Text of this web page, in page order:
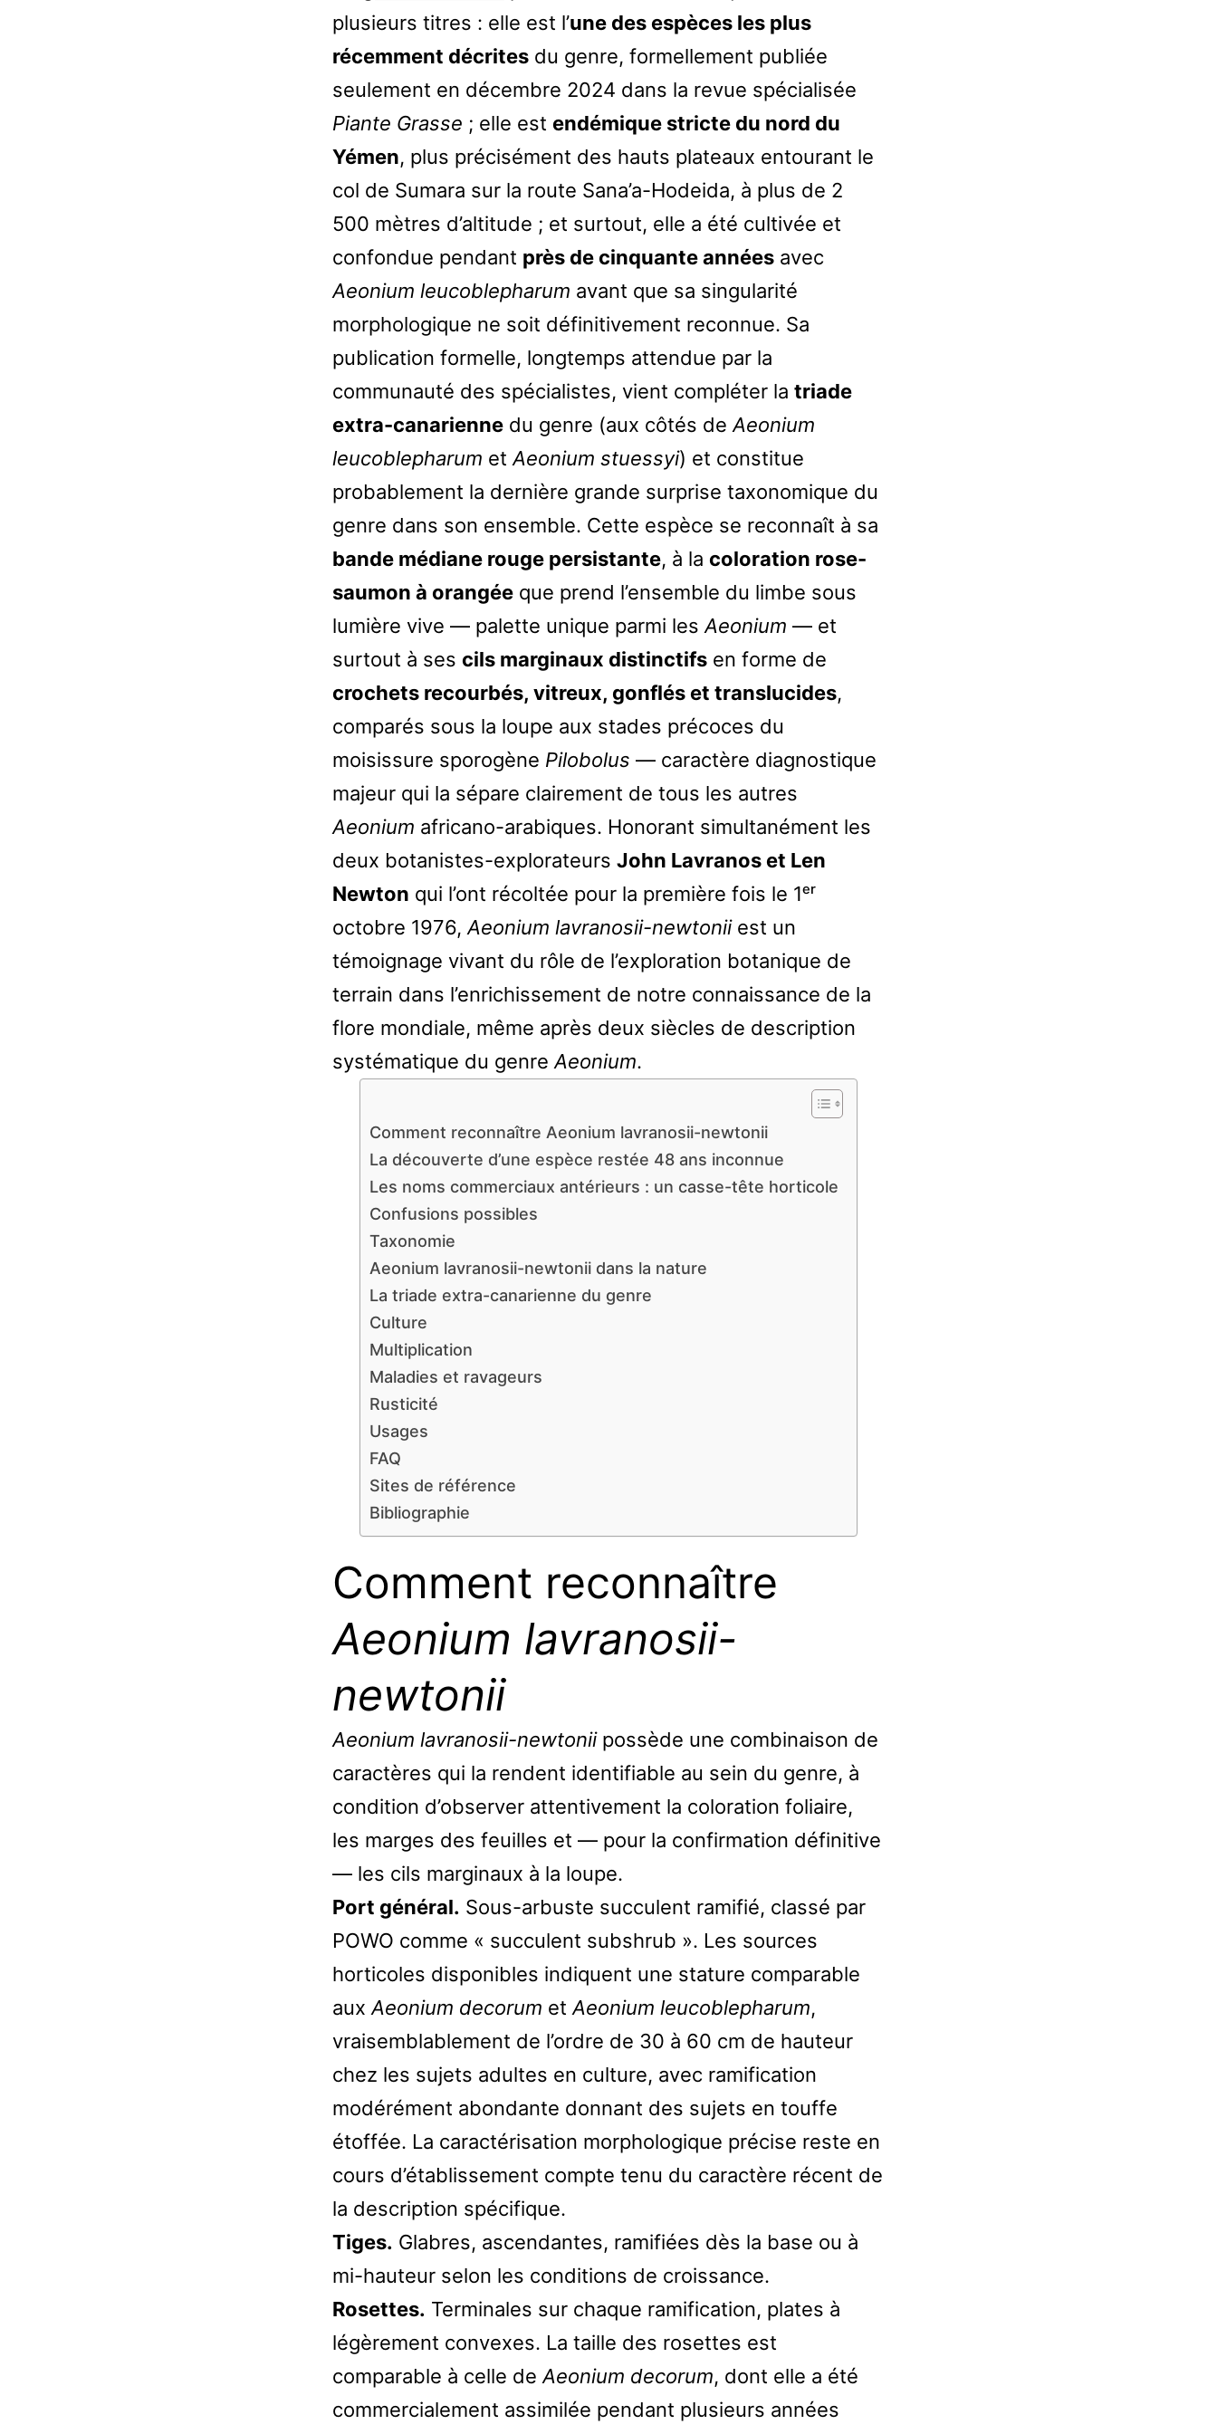
plusieurs titres : elle est l’une des espèces les plus
récemment décrites du genre, formellement publiée
seulement en décembre 2024 dans la revue spécialisée
Piante Grasse ; elle est endémique stricte du nord du
Yémen, plus précisément des hauts plateaux entourant le
col de Sumara sur la route Sana’a-Hodeida, à plus de 2
500 mètres d’altitude ; et surtout, elle a été cultivée et
confondue pendant près de cinquante années avec
Aeonium leucoblepharum avant que sa singularité
morphologique ne soit définitivement reconnue. Sa
publication formelle, longtemps attendue par la
communauté des spécialistes, vient compléter la triade
extra-canarienne du genre (aux côtés de Aeonium
leucoblepharum et Aeonium stuessyi) et constitue
probablement la dernière grande surprise taxonomique du
genre dans son ensemble. Cette espèce se reconnaît à sa
bande médiane rouge persistante, à la coloration rose-
saumon à orangée que prend l’ensemble du limbe sous
lumière vive — palette unique parmi les Aeonium — et
surtout à ses cils marginaux distinctifs en forme de
crochets recourbés, vitreux, gonflés et translucides,
comparés sous la loupe aux stades précoces du
moisissure sporogène Pilobolus — caractère diagnostique
majeur qui la sépare clairement de tous les autres
Aeonium africano-arabiques. Honorant simultanément les
deux botanistes-explorateurs John Lavranos et Len
Newton qui l’ont récoltée pour la première fois le 1ᵉʳ
octobre 1976, Aeonium lavranosii-newtoniiest un
témoignage vivant du rôle de l’exploration botanique de
terrain dans l’enrichissement de notre connaissance de la
flore mondiale, même après deux siècles de description
systématique du genre Aeonium.
Comment reconnaître Aeonium lavranosii-newtonii
La découverte d’une espèce restée 48 ans inconnue
Les noms commerciaux antérieurs : un casse-tête horticole
Confusions possibles
Taxonomie
Aeonium lavranosii-newtonii dans la nature
La triade extra-canarienne du genre
Culture
Multiplication
Maladies et ravageurs
Rusticité
Usages
FAQ
Sites de référence
Bibliographie
Comment reconnaître
Aeonium lavranosii-
newtonii
Aeonium lavranosii-newtoniipossède une combinaison de
caractères qui la rendent identifiable au sein du genre, à
condition d’observer attentivement la coloration foliaire,
les marges des feuilles et — pour la confirmation définitive
— les cils marginaux à la loupe.
Port général. Sous-arbuste succulent ramifié, classé par
POWO comme « succulent subshrub ». Les sources
horticoles disponibles indiquent une stature comparable
aux Aeonium decorum et Aeonium leucoblepharum,
vraisemblablement de l’ordre de 30 à 60 cm de hauteur
chez les sujets adultes en culture, avec ramification
modérément abondante donnant des sujets en touffe
étoffée. La caractérisation morphologique précise reste en
cours d’établissement compte tenu du caractère récent de
la description spécifique.
Tiges. Glabres, ascendantes, ramifiées dès la base ou à
mi-hauteur selon les conditions de croissance.
Rosettes. Terminales sur chaque ramification, plates à
légèrement convexes. La taille des rosettes est
comparable à celle de Aeonium decorum, dont elle a été
commercialement assimilée pendant plusieurs années